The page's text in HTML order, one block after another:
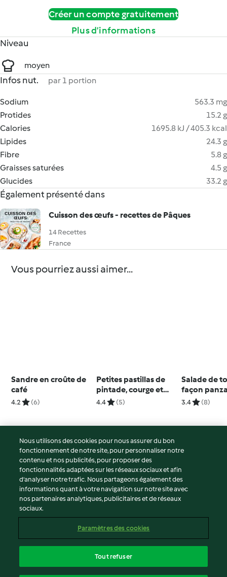
Créer un compte gratuitement
Plus d’informations
Niveau
moyen
Infos nut. par 1 portion
Sodium
563.3 mg
Protides
15.2 g
Calories
1695.8 kJ / 405.3 kcal
Lipides
24.3 g
Fibre
5.8 g
Graisses saturées
4.5 g
Glucides
33.2 g
Également présenté dans
Cuisson des œufs - recettes de Pâques
14 Recettes
France
Vous pourriez aussi aimer...
Sandre en croûte de
café
4.2 (6)
Petites pastillas de
pintade, courge et
cannelle
4.4 (5)
Salade de
façon
glace à
3.4 (8)
© Copyright 2026
Conditions d'utilisation
Politique de confidentialité
Non-responsabilité
Mentions légales
Contenu du rapport
Déclaration d'accessibilité
Nous utilisons des cookies pour nous assurer du bon
fonctionnement de notre site, pour personnaliser notre
contenu et nos publicités, pour proposer des
fonctionnalités adaptées sur les réseaux sociaux et afin
d’analyser notre trafic. Nous partageons également des
informations quant à votre navigation sur notre site avec
nos partenaires analytiques, publicitaires et de réseaux
sociaux.
Paramètres des cookies
Tout refuser